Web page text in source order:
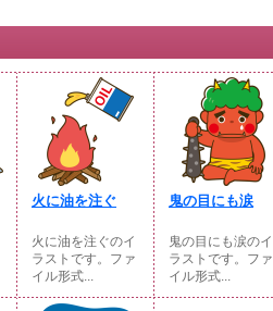
火に油を注ぐ
火に油を注ぐのイ
ラストです。ファ
イル形式...
鬼の目にも涙
鬼の目にも涙のイ
ラストです。ファ
イル形式...